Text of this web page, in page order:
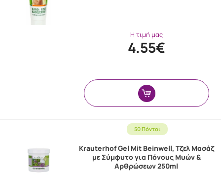
Η τιμή μας
4.55€
50 Πόντοι
Krauterhof Gel Mit Beinwell, Τζελ Μασάζ
με Σύμφυτο για Πόνους Μυών &
Αρθρώσεων 250ml